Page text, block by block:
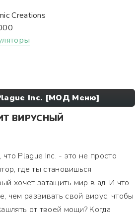
Creations
Inc. [МОД Меню]
ВИРУСНЫЙ
Plague Inc. - это не просто
где ты становишься
хочет затащить мир в ад! И что
чем развивать свой вирус, чтобы
от твоей мощи? Когда